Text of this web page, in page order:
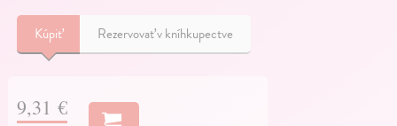
Kúpiť Rezervovať v kníhkupectve
9,31 €